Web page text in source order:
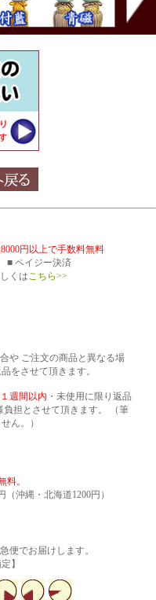
円以上で手数料無料
■ ペイジー決済
くは こちら>>
や ご注文の商品と異なる場
をさせて頂きます。
週間以内 ・未使用に限り返品
担とさせて頂きます。 （筆
ん。）
料。
沖縄・北海道1200円）
便でお届けします。